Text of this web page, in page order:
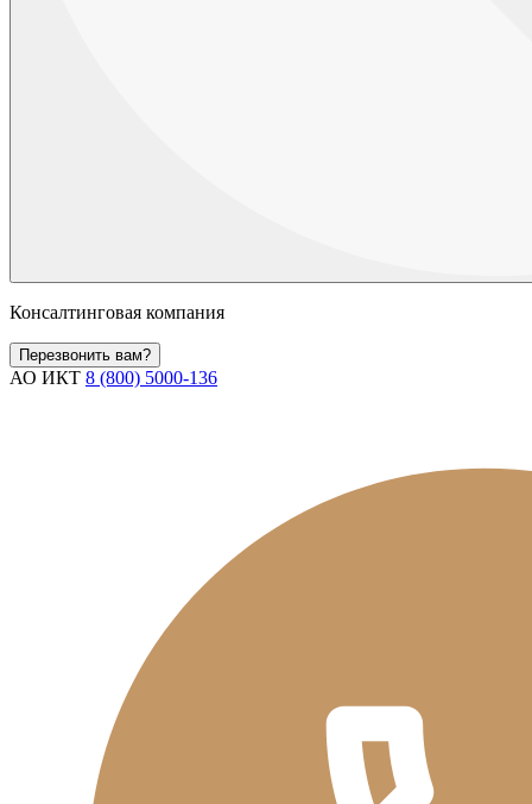
Консалтинговая компания
Перезвонить вам?
АО ИКТ 8 (800) 5000-136